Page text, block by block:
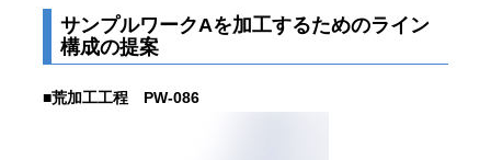
サンプルワークAを加工するためのライン
構成の提案
■荒加工工程 PW-086